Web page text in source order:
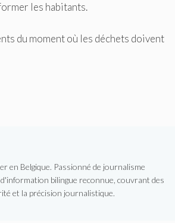
les habitants.
du moment où les déchets doivent
en Belgique. Passionné de journalisme
bilingue reconnue, couvrant des
et la précision journalistique.